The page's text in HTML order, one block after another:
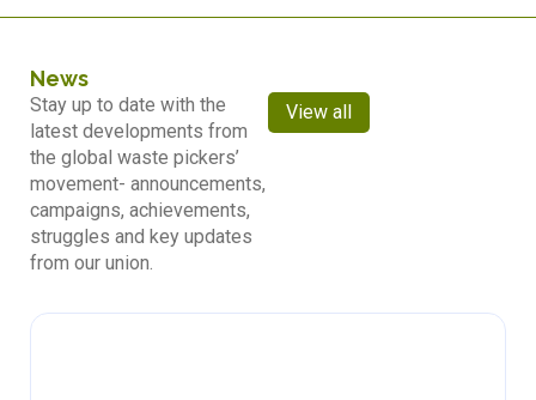
News
Stay up to date with the
latest developments from
the global waste pickers’
movement- announcements,
campaigns, achievements,
struggles and key updates
from our union.
View all